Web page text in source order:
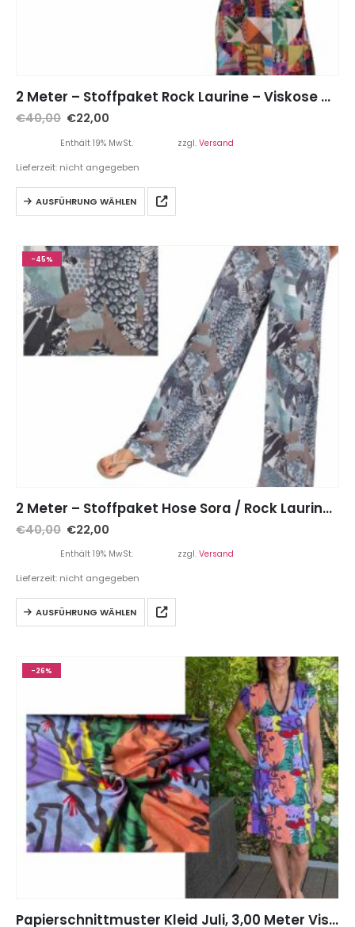
2 Meter – Stoffpaket Rock Laurine – Viskose Dull, bunt inkl. Gummiband
€40,00 €22,00
Enthält 19% MwSt. zzgl. Versand
Lieferzeit: nicht angegeben
AUSFÜHRUNG WÄHLEN
-45%
2 Meter – Stoffpaket Hose Sora / Rock Laurine – Viskose Dull, Beige Blau inkl. Gummiband
€40,00 €22,00
Enthält 19% MwSt. zzgl. Versand
Lieferzeit: nicht angegeben
AUSFÜHRUNG WÄHLEN
-26%
Papierschnittmuster Kleid Juli, 3,00 Meter Viskose Jersey Stoff mit Keith Harring Motiven